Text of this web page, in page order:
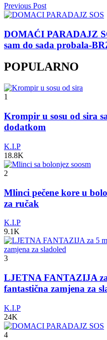
Previous Post
DOMAĆI PARADAJZ
sam do sada probala-
POPULARNO
1
Krompir u sosu od sira
dodatkom
K.I.P
18.8K
2
Mlinci pečene kore u
za ručak
K.I.P
9.1K
3
LJETNA FANTAZIJA
fantastična zamjena za
K.I.P
24K
4